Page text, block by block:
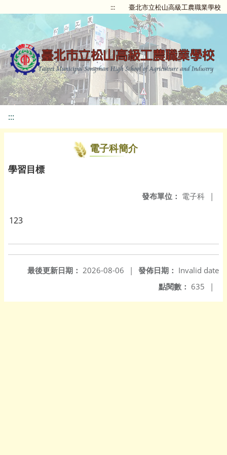
::: 臺北市立松山高級工農職業學校
:::
電子科簡介
學習目標
發布單位： 電子科 |
123
發佈日期： Invalid date
最後更新日期： 2026-08-06
|
點閱數： 635 |